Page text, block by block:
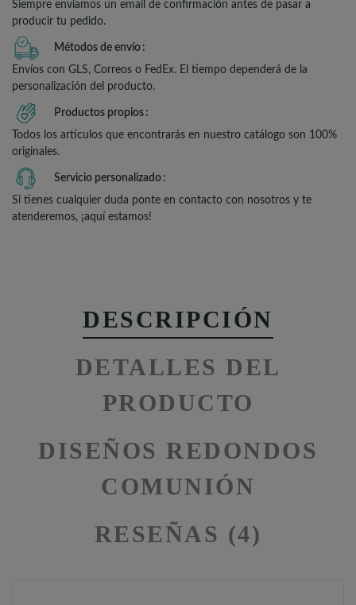
Siempre enviamos un email de confirmación antes de pasar a
producir tu pedido.
Métodos de envío
Envíos con GLS, Correos o FedEx. El tiempo dependerá de la
personalización del producto.
Productos propios
Todos los artículos que encontrarás en nuestro catálogo son 100%
originales.
Servicio personalizado
Si tienes cualquier duda ponte en contacto con nosotros y te
atenderemos, ¡aquí estamos!
DESCRIPCIÓN
DETALLES DEL
PRODUCTO
DISEÑOS REDONDOS
COMUNIÓN
RESEÑAS (4)